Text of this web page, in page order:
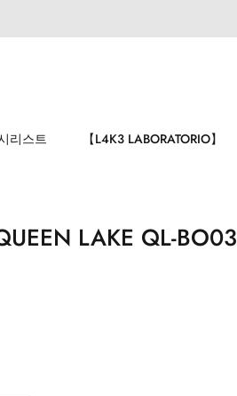
리스트 【L4K3 LABORATORIO】
LAKE QL-BO03